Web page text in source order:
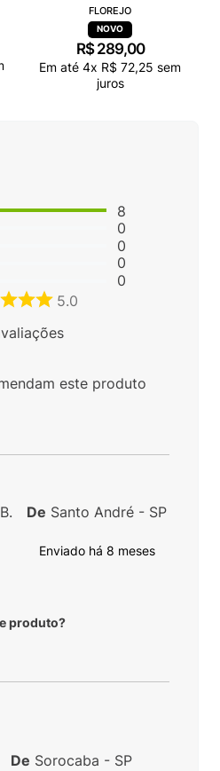
FLOREJO
R$ 289,00
Em até 4x R$ 72,25 sem
juros
8
0
0
0
0
5.0
este produto
Enviado há 8 meses
produto?
De Santo André - SP
De Sorocaba - SP